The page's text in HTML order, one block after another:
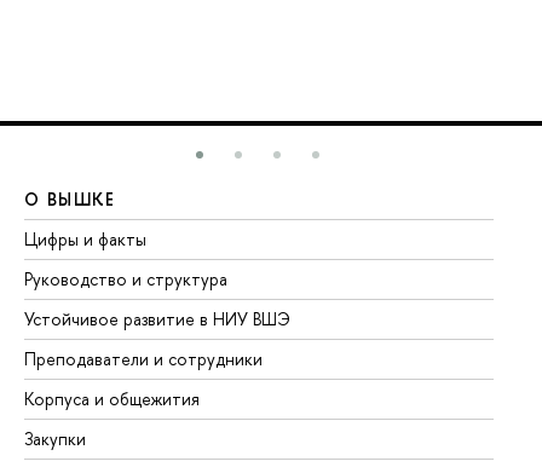
О ВЫШКЕ
Цифры и факты
Руководство и структура
Устойчивое развитие в НИУ ВШЭ
Преподаватели и сотрудники
Корпуса и общежития
Закупки